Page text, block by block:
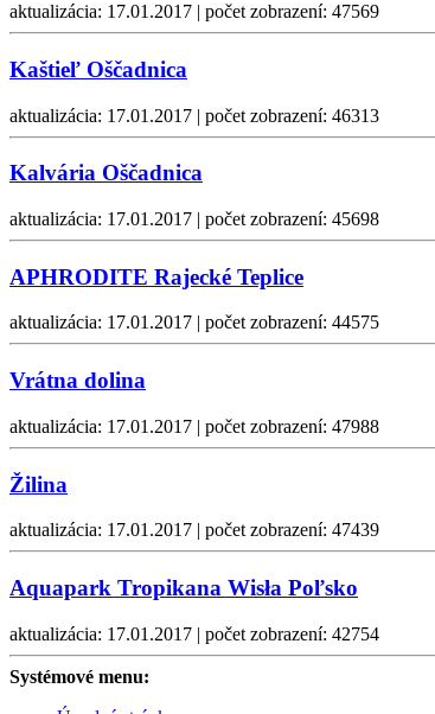
aktualizácia: 17.01.2017 | počet zobrazení: 47569
Kaštieľ Oščadnica
aktualizácia: 17.01.2017 | počet zobrazení: 46313
Kalvária Oščadnica
aktualizácia: 17.01.2017 | počet zobrazení: 45698
APHRODITE Rajecké Teplice
aktualizácia: 17.01.2017 | počet zobrazení: 44575
Vrátna dolina
aktualizácia: 17.01.2017 | počet zobrazení: 47988
Žilina
aktualizácia: 17.01.2017 | počet zobrazení: 47439
Aquapark Tropikana Wisła Poľsko
aktualizácia: 17.01.2017 | počet zobrazení: 42754
Systémové menu: